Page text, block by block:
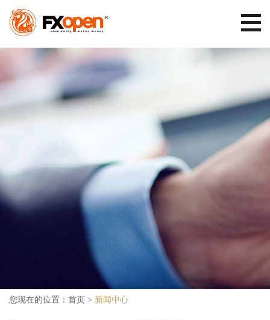
您现在的位置： 首页 > 新闻中心